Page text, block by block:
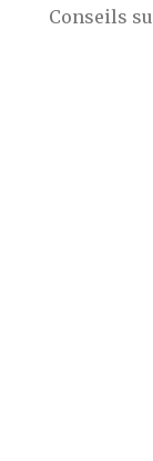
Conseils